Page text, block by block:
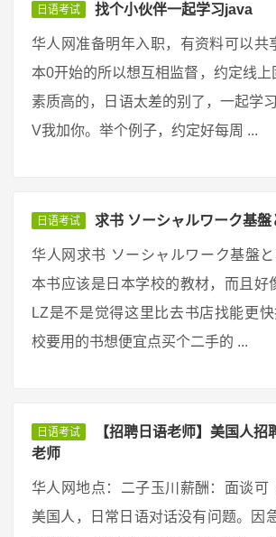
日语考试 找个小伙伴一起学习java
华人网准备明年入职，有资料可以共
本0开始的所以想互相监督，约定线上
素质高的，日语太差的别了，一起学
V我加你。举个例子，约定好每周 ...
日语考试 求书 ソーシャルワーク基盤
华人网求书 ソーシャルワーク基盤
本书应该是日本学校的教材，而且好
LZ是不是觉得这里比去书店找能更
校要用的书想便宜点买个二手的 ...
日语考试
【招聘日语老师】美国人招
老师
华人网地点：二子玉川薪酬：面谈可
美国人，日常日语对话没有问题。因